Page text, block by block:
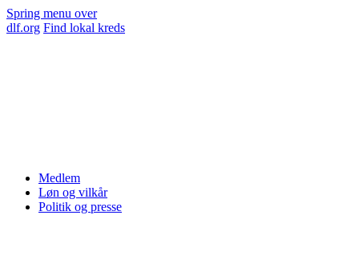
Spring menu over
dlf.org Find lokal kreds
Medlem
Løn og vilkår
Politik og presse